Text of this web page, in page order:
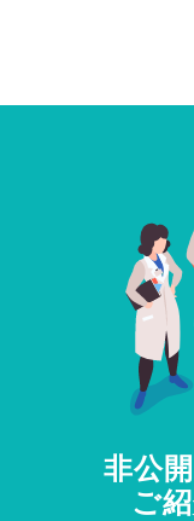
非公
ご